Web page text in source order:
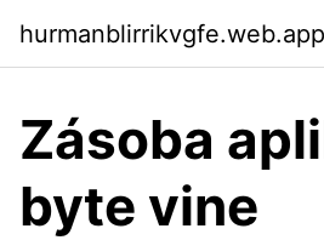
hurmanblirrikvgfe.web.app
Zásoba
byte vine